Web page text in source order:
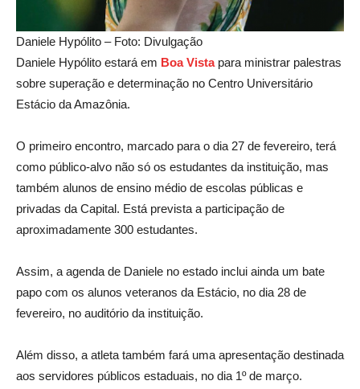
Daniele Hypólito – Foto: Divulgação
Daniele Hypólito estará em Boa Vistapara ministrar palestras
sobre superação e determinação no Centro Universitário
Estácio da Amazônia.
O primeiro encontro, marcado para o dia 27 de fevereiro, terá
como público-alvo não só os estudantes da instituição, mas
também alunos de ensino médio de escolas públicas e
privadas da Capital. Está prevista a participação de
aproximadamente 300 estudantes.
Assim, a agenda de Daniele no estado inclui ainda um bate
papo com os alunos veteranos da Estácio, no dia 28 de
fevereiro, no auditório da instituição.
Além disso, a atleta também fará uma apresentação destinada
aos servidores públicos estaduais, no dia 1º de março.